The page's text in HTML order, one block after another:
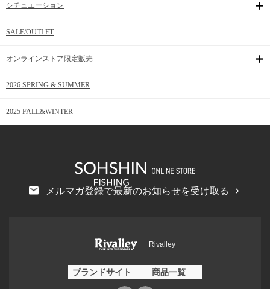
シチュエーション
SALE/OUTLET
オンラインストア限定販売
2026 SPRING & SUMMER
2025 FALL&WINTER
メルマガ登録で最新のお知らせを受け取る
Rivalley
ブランドサイト 商品一覧